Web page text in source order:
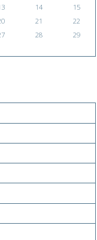
14
15
21
22
28
29